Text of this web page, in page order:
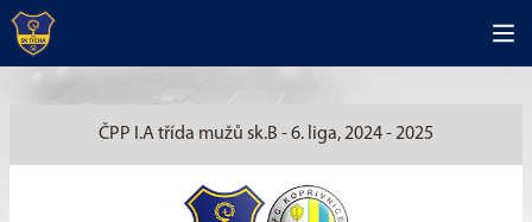
ČPP I.A třída mužů sk.B - 6. liga, 2024 - 2025